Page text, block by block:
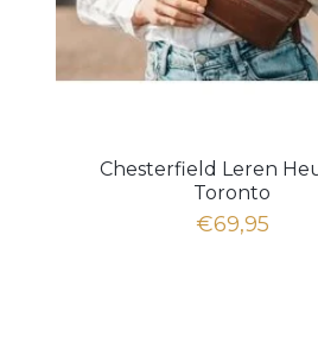
Chesterfield Leren
Toronto
€69,95